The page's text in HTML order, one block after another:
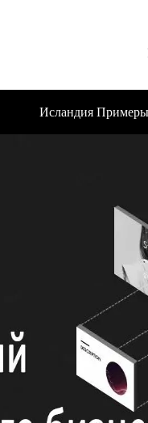
Исландия Примеры